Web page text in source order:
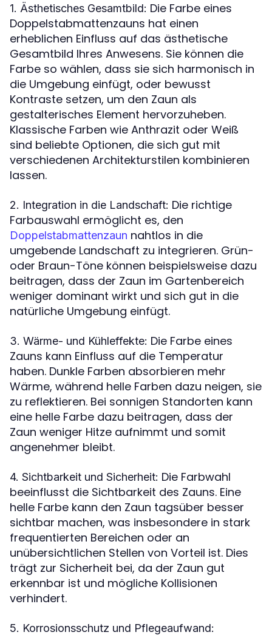
1. Ästhetisches Gesamtbild: Die Farbe eines
Doppelstabmattenzauns hat einen
erheblichen Einfluss auf das ästhetische
Gesamtbild Ihres Anwesens. Sie können die
Farbe so wählen, dass sie sich harmonisch in
die Umgebung einfügt, oder bewusst
Kontraste setzen, um den Zaun als
gestalterisches Element hervorzuheben.
Klassische Farben wie Anthrazit oder Weiß
sind beliebte Optionen, die sich gut mit
verschiedenen Architekturstilen kombinieren
lassen.
2. Integration in die Landschaft: Die richtige
Farbauswahl ermöglicht es, den
Doppelstabmattenzaun nahtlos in die
umgebende Landschaft zu integrieren. Grün-
oder Braun-Töne können beispielsweise dazu
beitragen, dass der Zaun im Gartenbereich
weniger dominant wirkt und sich gut in die
natürliche Umgebung einfügt.
3. Wärme- und Kühleffekte: Die Farbe eines
Zauns kann Einfluss auf die Temperatur
haben. Dunkle Farben absorbieren mehr
Wärme, während helle Farben dazu neigen, sie
zu reflektieren. Bei sonnigen Standorten kann
eine helle Farbe dazu beitragen, dass der
Zaun weniger Hitze aufnimmt und somit
angenehmer bleibt.
4. Sichtbarkeit und Sicherheit: Die Farbwahl
beeinflusst die Sichtbarkeit des Zauns. Eine
helle Farbe kann den Zaun tagsüber besser
sichtbar machen, was insbesondere in stark
frequentierten Bereichen oder an
unübersichtlichen Stellen von Vorteil ist. Dies
trägt zur Sicherheit bei, da der Zaun gut
erkennbar ist und mögliche Kollisionen
verhindert.
5. Korrosionsschutz und Pflegeaufwand: